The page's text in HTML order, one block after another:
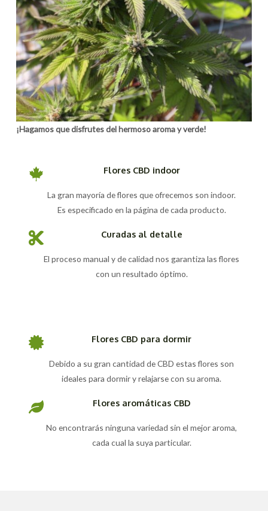
¡Hagamos que disfrutes del hermoso aroma y verde!
Flores CBD indoor
La gran mayoría de flores que ofrecemos son indoor.
Es especificado en la página de cada producto.
Curadas al detalle
El proceso manual y de calidad nos garantiza las flores
con un resultado óptimo.
Flores CBD para dormir
Debido a su gran cantidad de CBD estas flores son
ideales para dormir y relajarse con su aroma.
Flores aromáticas CBD
No encontrarás ninguna variedad sin el mejor aroma,
cada cual la suya particular.